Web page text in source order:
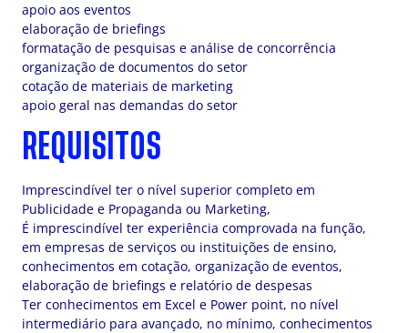
apoio aos eventos
elaboração de briefings
formatação de pesquisas e análise de concorrência
organização de documentos do setor
cotação de materiais de marketing
apoio geral nas demandas do setor
REQUISITOS
Imprescindível ter o nível superior completo em
Publicidade e Propaganda ou Marketing,
É imprescindível ter experiência comprovada na função,
em empresas de serviços ou instituições de ensino,
conhecimentos em cotação, organização de eventos,
elaboração de briefings e relatório de despesas
Ter conhecimentos em Excel e Power point, no nível
intermediário para avançado, no mínimo, conhecimentos